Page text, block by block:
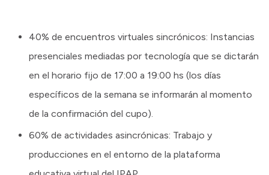
40% de encuentros virtuales sincrónicos: Instancias
presenciales mediadas por tecnología que se dictarán
en el horario fijo de 17:00 a 19:00 hs (los días
específicos de la semana se informarán al momento
de la confirmación del cupo).
60% de actividades asincrónicas: Trabajo y
producciones en el entorno de la plataforma